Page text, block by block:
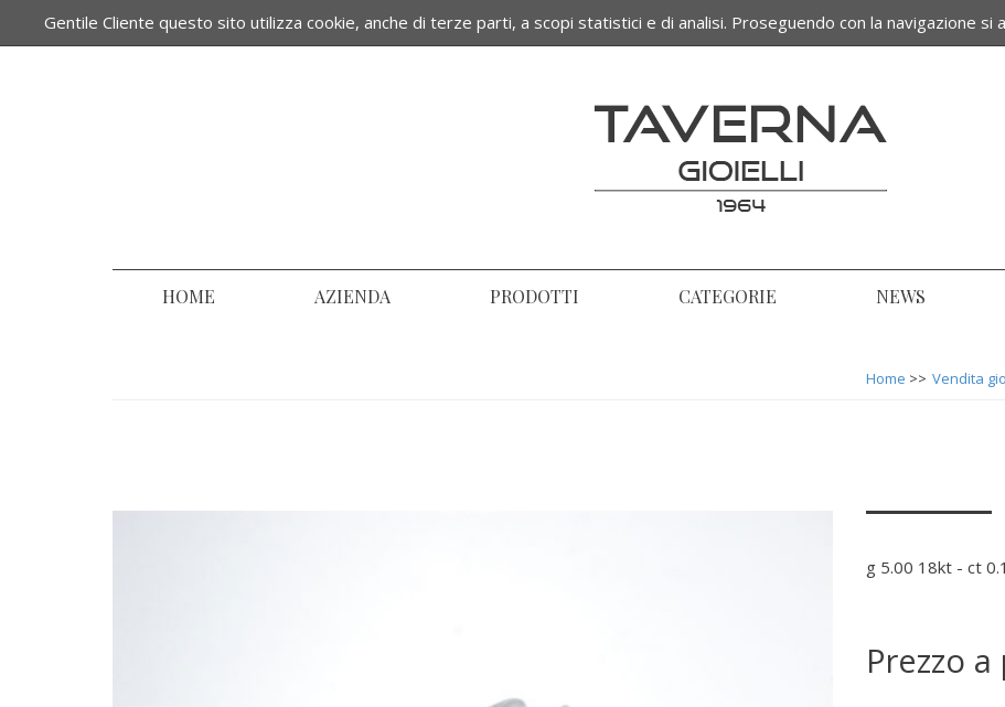
IT -UK Termini e condizioni di vendita
HOME AZIENDA PRODOTTI CATEGORIE NEWS
Vendita
Home >>
g 5.00 18kt - ct
Prezzo
Gentile Cliente questo sito utilizza cookie, anche di terze parti, a scopi statistici e di analisi. Proseguendo con la navigazione si